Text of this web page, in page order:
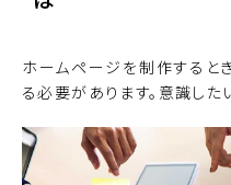
ホームページを制作すると
る必要があります。意識した